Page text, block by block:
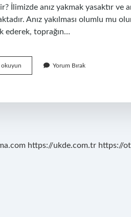
İlimizde anız yakmak yasaktır ve
Anız yakılması olumlu mu
ederek, toprağın…
okuyun
Yakmak
Verir
Yorum Bırak
https://ukde.com.tr https://